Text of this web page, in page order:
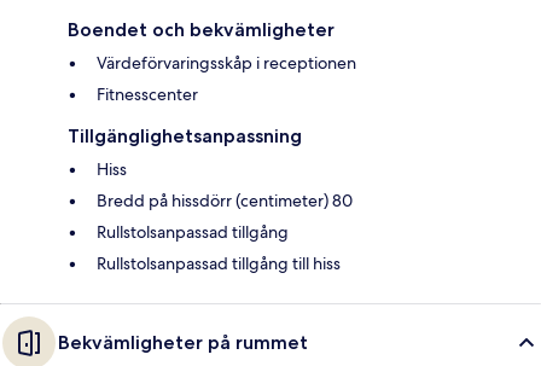
Boendet och bekvämligheter
Värdeförvaringsskåp i receptionen
Fitnesscenter
Tillgänglighetsanpassning
Hiss
Bredd på hissdörr (centimeter) 80
Rullstolsanpassad tillgång
Rullstolsanpassad tillgång till hiss
Bekvämligheter på rummet